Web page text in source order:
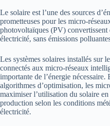
Le solaire est l’une des sources
prometteuses pour les micro-
photovoltaïques (PV)
électricité, sans émissions
Les systèmes solaires installés sur
connectés aux micro-réseaux
importante de l’énergie
algorithmes d’optimisation, les
maximiser l’utilisation du solaire
production selon les conditions
électricité.